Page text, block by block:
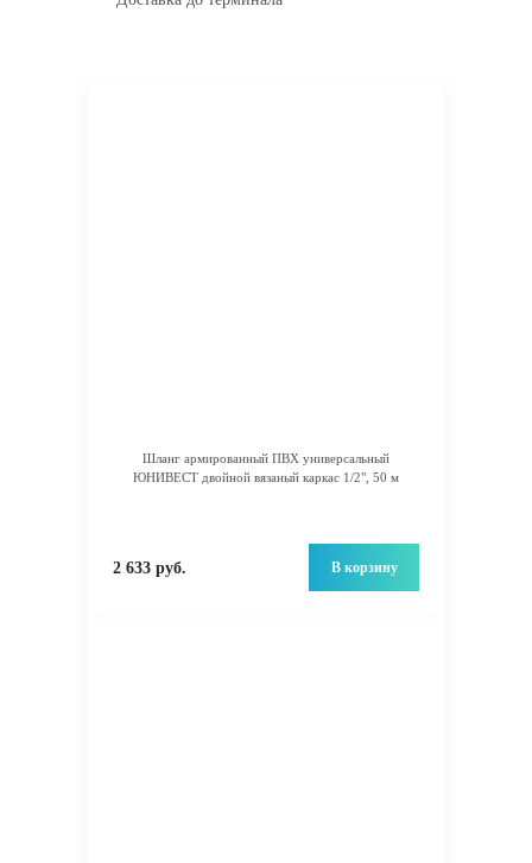
Шланг армированный ПВХ универсальный
ЮНИВЕСТ двойной вязаный каркас 1/2", 50 м
2 633 руб. В корзину